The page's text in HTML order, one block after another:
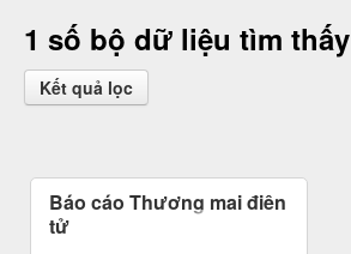
1 số bộ dữ liệu tìm thấy
Kết quả lọc
Báo cáo Thương mại điện
tử